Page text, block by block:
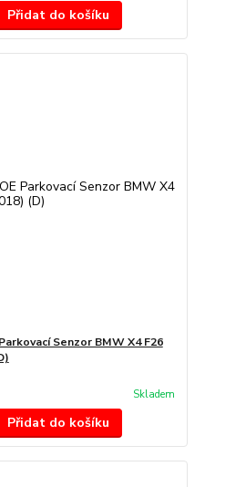
Přidat do košíku
Senzor BMW X4 F26
Skladem
Přidat do košíku